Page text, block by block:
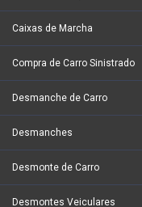
Caixas de Marcha
Compra de Carro Sinistrado
Desmanche de Carro
Desmanches
Desmonte de Carro
Desmontes Veiculares